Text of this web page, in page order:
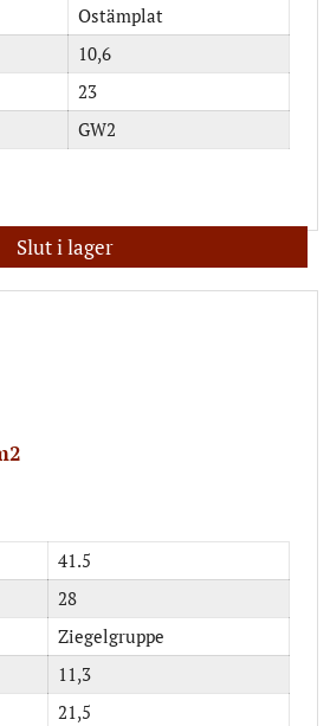
Ostämplat
10,6
23
GW2
Slut i lager
41.5
28
Ziegelgruppe
11,3
21,5